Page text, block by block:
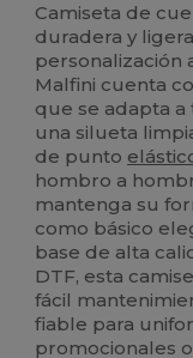
Camiseta de
duradera y
personalización
Malfini cuenta
que se adapta
una silueta
de punto
hombro a
mantenga su
como básico
base de alta
DTF, esta
fácil
fiable para
promocionales